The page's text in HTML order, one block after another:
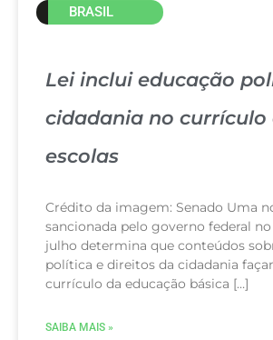
BRASIL
Lei inclui educação
cidadania no currículo
escolas
Crédito da imagem: Senado Uma
sancionada pelo governo federal no
julho determina que conteúdos
política e direitos da cidadania
currículo da educação básica […]
SAIBA MAIS »